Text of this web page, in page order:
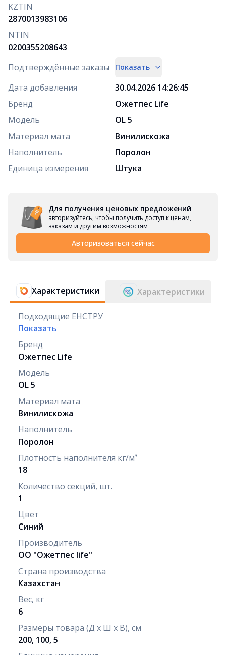
KZTIN
2870013983106
NTIN
0200355208643
Подтверждённые заказы
Показать
Дата добавления
30.04.2026 14:26:45
Бренд
Оқжетпес Life
Модель
OL 5
Материал мата
Винилискожа
Наполнитель
Поролон
Единица измерения
Штука
Для получения ценовых предложений
авторизуйтесь, чтобы получить доступ к ценам,
заказам и другим возможностям
Авторизоваться сейчас
Характеристики Характеристики
Подходящие ЕНСТРУ
Показать
Бренд
Оқжетпес Life
Модель
OL 5
Материал мата
Винилискожа
Наполнитель
Поролон
Плотность наполнителя кг/м³
18
Количество секций, шт.
1
Цвет
Синий
Производитель
ОО "Оқжетпес life"
Страна производства
Казахстан
Вес, кг
6
Размеры товара (Д х Ш х В), см
200, 100, 5